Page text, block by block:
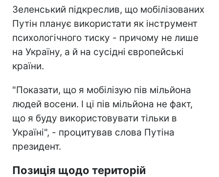
Зеленський підкреслив, що мобілізованих
Путін планує використати як інструмент
психологічного тиску - причому не лише
на Україну, а й на сусідні європейські
країни.
"Показати, що я мобілізую пів мільйона
людей восени. І ці пів мільйона не факт,
що я буду використовувати тільки в
Україні", - процитував слова Путіна
президент.
Позиція щодо територій